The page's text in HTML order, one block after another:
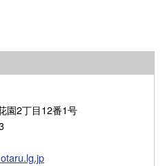
園2丁目12番1号